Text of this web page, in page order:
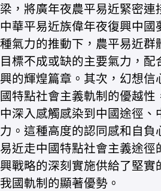
梁，將廣年夜農平易近緊密連
中華平易近族偉年夜復興中國
種氣力的推動下，農平易近群
目標不成或缺的主要氣力，配
興的輝煌篇章。其次，幻想信
國特點社會主義軌制的優越性
中深入感觸感染到中國途徑、
力。這種高度的認同感和自負
易近走中國特點社會主義途徑
興戰略的深刻實施供給了堅實
我國軌制的顯著優勢。